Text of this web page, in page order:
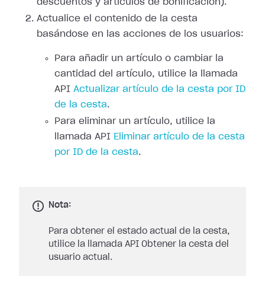
descuentos y artículos de bonificación).
Actualice el contenido de la cesta
basándose en las acciones de los usuarios:
Para añadir un artículo o cambiar la
cantidad del artículo, utilice la llamada
API Actualizar artículo de la cesta por ID
de la cesta.
Para eliminar un artículo, utilice la
llamada API Eliminar artículo de la cesta
por ID de la cesta.
Nota:
Para obtener el estado actual de la cesta,
utilice la llamada API Obtener la cesta del
usuario actual.